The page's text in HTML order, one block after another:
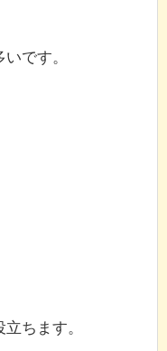
です。
ちます。